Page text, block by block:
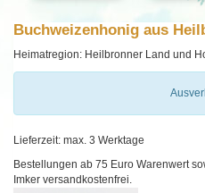
Buchweizenhonig aus
Heimatregion: Heilbronner Land und
Lieferzeit: max. 3 Werktage
Bestellungen ab 75 Euro Warenwert
Imker versandkostenfrei.